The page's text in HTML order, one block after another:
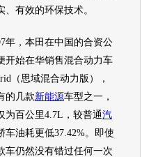
、有效的环保技术。
， 本田 在中国的合资公
开始在华销售混合动力车
（ 思域混合动力 版），
的几款新能源车型之一，
为百公里4.7L，较普通汽
车油耗更低37.42%。即使
车仍然没有错过任何一次